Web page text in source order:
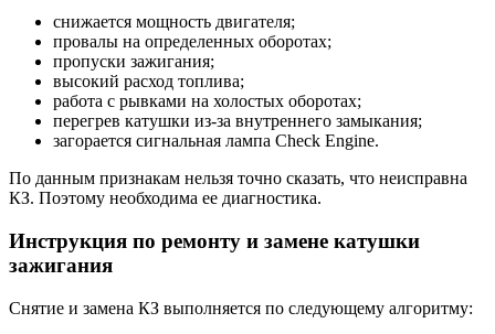
снижается мощность двигателя;
провалы на определенных оборотах;
пропуски зажигания;
высокий расход топлива;
работа с рывками на холостых оборотах;
перегрев катушки из-за внутреннего замыкания;
загорается сигнальная лампа Check Engine.
По данным признакам нельзя точно сказать, что неисправна
КЗ. Поэтому необходима ее диагностика.
Инструкция по ремонту и замене катушки
зажигания
Снятие и замена КЗ выполняется по следующему алгоритму: